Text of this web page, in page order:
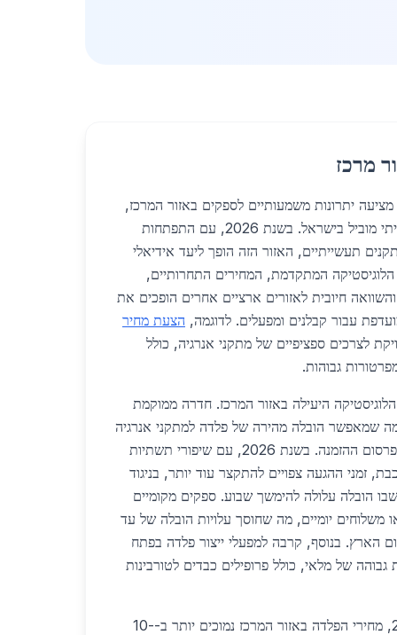
מרכז
יתרונות משמעותיים לספקים באזור המרכז,
שמשמש כמרכז כלכלי ותעשייתי מוביל בישראל. בשנת 2026, עם התפתחות
תעשייתיים, האזור הזה הופך ליעד אידיאלי
הלוגיסטיקה המתקדמת, המחירים התחרותיים,
חיובית לאזורים ארציים אחרים הופכים את
עבור קבלנים ומפעלים. לדוגמה, הצעת מחיר
לצרכים ספציפיים של מתקני אנרגיה, כולל
גבוהות.
היעילה באזור המרכז. חדרה ממוקמת
חדרה, מה שמאפשר הובלה מהירה של פלדה למתקני אנרגיה
בחדרה תוך 24-48 שעות מפרסום ההזמנה. בשנת 2026, עם שיפורי תשתיות
זמני ההגעה צפויים להתקצר עוד יותר, בניגוד
הובלה עלולה להימשך שבוע. ספקים מקומיים
משלוחים יומיים, מה שחוסך עלויות הובלה של עד
הארץ. בנוסף, קרבה למפעלי ייצור פלדה בפתח
גבוהה של מלאי, כולל פרופילים כבדים לטורבינות
מבחינת מחירים, בשנת 2026, מחירי הפלדה באזור המרכז נמוכים יותר ב-10-